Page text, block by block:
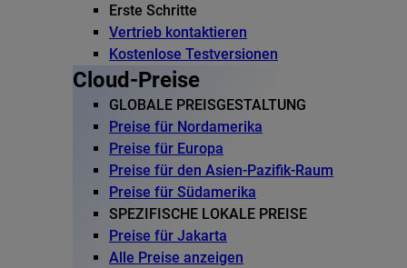
Erste Schritte
Vertrieb kontaktieren
Kostenlose Testversionen
Cloud-Preise
GLOBALE PREISGESTALTUNG
Preise für Nordamerika
Preise für Europa
Preise für den Asien-Pazifik-Raum
Preise für Südamerika
SPEZIFISCHE LOKALE PREISE
Preise für Jakarta
Alle Preise anzeigen